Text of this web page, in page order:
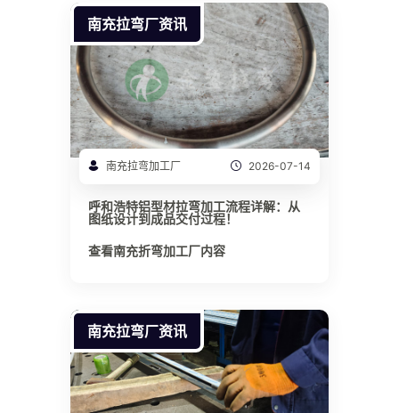
南充拉弯厂资讯
南充拉弯加工厂 2026-07-14
呼和浩特铝型材拉弯加工流程详解：从
图纸设计到成品交付过程！
查看南充折弯加工厂内容
南充拉弯厂资讯